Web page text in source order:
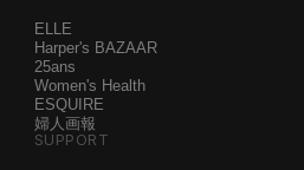
ELLE
Harper's BAZAAR
25ans
Women's Health
ESQUIRE
婦人画報
SUPPORT